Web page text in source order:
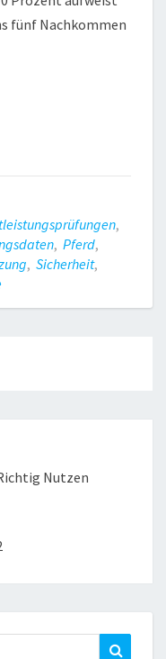
fünf Nachkommen
,
, Pferd,
, Sicherheit,
Nutzen